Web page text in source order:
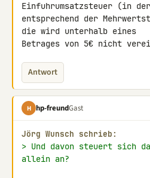
Einfuhrumsatzsteuer (in der
entsprechend der
die wird unterhalb eines
Betrages von 5€ nicht
Antwort
H hp-freundGast
Jörg Wunsch schrieb:
> Und davon steuert sich
allein an?